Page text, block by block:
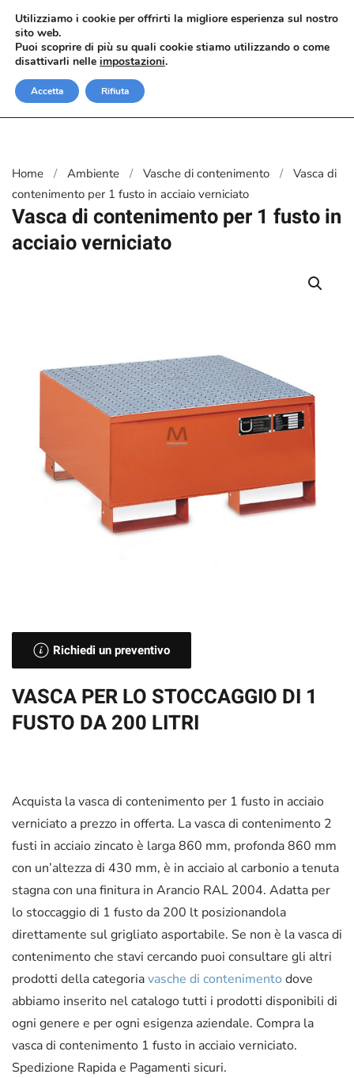
Passa al contenuto principale
Home Ambiente Vasche di contenimento
Vasca di
contenimento per 1 fusto in acciaio verniciato
Vasca di contenimento per 1 fusto in
acciaio verniciato
Richiedi un preventivo
VASCA PER LO STOCCAGGIO DI 1
FUSTO DA 200 LITRI
Acquista la vasca di contenimento per 1 fusto in acciaio
verniciato a prezzo in offerta. La vasca di contenimento 2
fusti in acciaio zincato è larga 860 mm, profonda 860 mm
con un’altezza di 430 mm, è in acciaio al carbonio a tenuta
stagna con una finitura in Arancio RAL 2004. Adatta per
lo stoccaggio di 1 fusto da 200 lt posizionandola
direttamente sul grigliato asportabile. Se non è la vasca di
contenimento che stavi cercando puoi consultare gli altri
prodotti della categoriavasche di contenimento dove
abbiamo inserito nel catalogo tutti i prodotti disponibili di
ogni genere e per ogni esigenza aziendale. Compra la
vasca di contenimento 1 fusto in acciaio verniciato.
Spedizione Rapida e Pagamenti sicuri.
Utilizziamo i cookie per offrirti la migliore esperienza sul nostro
sito web.
Puoi scoprire di più su quali cookie stiamo utilizzando o come
disattivarli nelle impostazioni.
Accetta Rifiuta